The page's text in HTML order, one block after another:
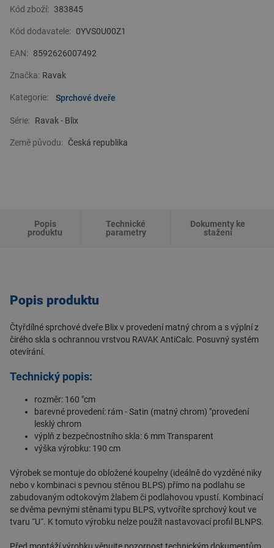
cenám se mohou spolehnout na
Kód zboží: 383845
Kód dodavatele: 0YVS0U00Z1
EAN: 8592626007492
Značka: Ravak
Kategorie: Sprchové dveře
Série: Ravak - Blix
Země původu: Česká republika
Popis
produktu
Technické
parametry
Dokumenty ke
stažení
Popis produktu
Čtyřdílné sprchové dveře Blix v provedení matný chrom a s výplní z
čirého skla s ochrannou vrstvou RAVAK AntiCalc. Posuvný systém
otevírání.
Technický popis:
rozměr: 160 "cm
barevné provedení: rám - Satin (matný chrom) "provedení
lesklý chrom
výplň z bezpečnostního skla: 6 mm Transparent
výška výrobku: 190 cm
Výrobek se montuje do obložené koupelny (ideálně do vyzděné niky
nebo v kombinaci s pevnou stěnou BLPS) přímo na podlahu se
zabudovaným odtokovým žlabem či podlahovou vpustí. Kombinací
se dvěma pevnými stěnami typu BLPS, vytvoříte sprchový kout ve
tvaru ˝U˝. K tomuto výrobku nelze použít nastavovací profil BLNPS.